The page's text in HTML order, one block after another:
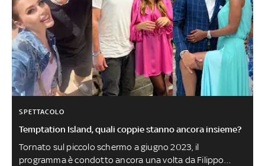
SPETTACOLO
Temptation Island, quali coppie stanno ancora insieme?
Tornato sul piccolo schermo a giugno 2023, il
programma è condotto ancora una volta da Filippo